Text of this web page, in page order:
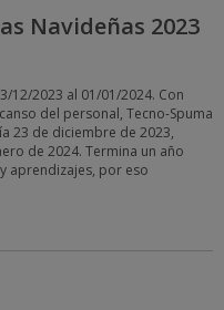
Navideñas 2023
12/2023 al 01/01/2024. Con
del personal, Tecno-Spuma
23 de diciembre de 2023,
de 2024. Termina un año
aprendizajes, por eso